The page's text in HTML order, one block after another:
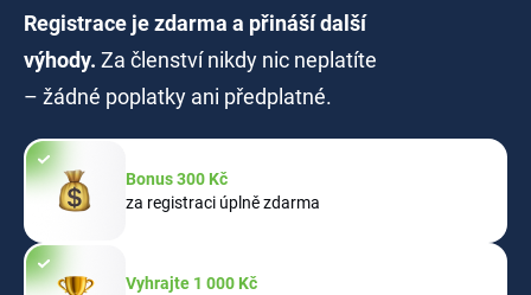
Registrace je zdarma a přináší další
výhody. Za členství nikdy nic neplatíte
– žádné poplatky ani předplatné.
Bonus 300 Kč
za registraci úplně zdarma
Vyhrajte 1 000 Kč